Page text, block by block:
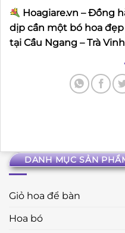
DANH MỤC SẢN
Giỏ hoa để bàn
Hoa bó
Hoagiare.vn – Đồng
dịp cần một bó hoa
tại Cầu Ngang – Trà